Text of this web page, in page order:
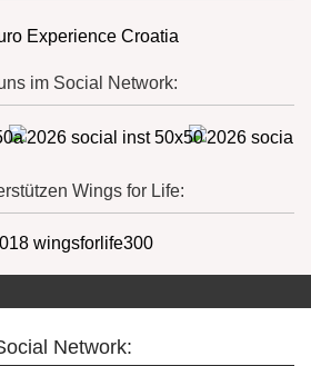
im Social Network:
Wings for Life:
Network: